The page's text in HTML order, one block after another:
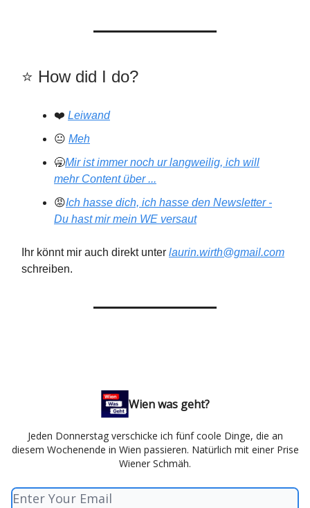
⭐️️ How did I do?
❤️ Leiwand
😐 Meh
🥱Mir ist immer noch ur langweilig, ich will
mehr Content über ...
😡Ich hasse dich, ich hasse den Newsletter -
Du hast mir mein WE versaut
Ihr könnt mir auch direkt unter laurin.wirth@gmail.com
schreiben.
Wien was geht?
Jeden Donnerstag verschicke ich fünf coole Dinge, die an
diesem Wochenende in Wien passieren. Natürlich mit einer Prise
Wiener Schmäh.